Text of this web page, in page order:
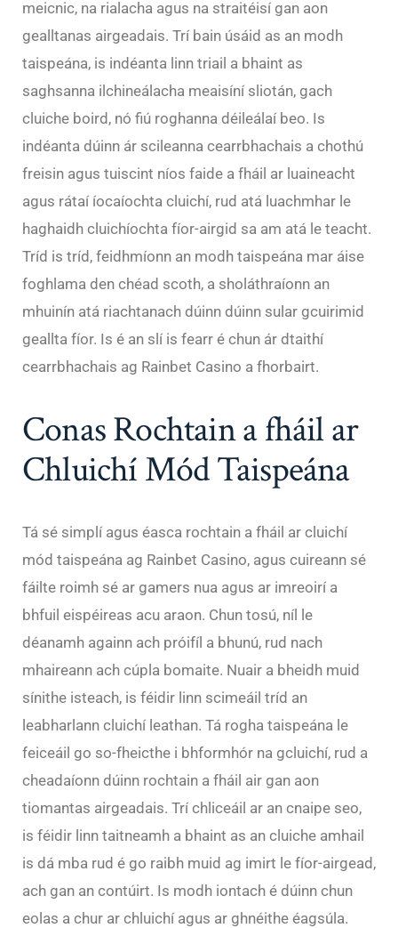
meicnic, na rialacha agus na straitéisí gan aon
gealltanas airgeadais. Trí bain úsáid as an modh
taispeána, is indéanta linn triail a bhaint as
saghsanna ilchineálacha meaisíní sliotán, gach
cluiche boird, nó fiú roghanna déileálaí beo. Is
indéanta dúinn ár scileanna cearrbhachais a chothú
freisin agus tuiscint níos faide a fháil ar luaineacht
agus rátaí íocaíochta cluichí, rud atá luachmhar le
haghaidh cluichíochta fíor-airgid sa am atá le teacht.
Tríd is tríd, feidhmíonn an modh taispeána mar áise
foghlama den chéad scoth, a sholáthraíonn an
mhuinín atá riachtanach dúinn dúinn sular gcuirimid
geallta fíor. Is é an slí is fearr é chun ár dtaithí
cearrbhachais ag Rainbet Casino a fhorbairt.
Conas Rochtain a fháil ar
Chluichí Mód Taispeána
Tá sé simplí agus éasca rochtain a fháil ar cluichí
mód taispeána ag Rainbet Casino, agus cuireann sé
fáilte roimh sé ar gamers nua agus ar imreoirí a
bhfuil eispéireas acu araon. Chun tosú, níl le
déanamh againn ach próifíl a bhunú, rud nach
mhaireann ach cúpla bomaite. Nuair a bheidh muid
sínithe isteach, is féidir linn scimeáil tríd an
leabharlann cluichí leathan. Tá rogha taispeána le
feiceáil go so-fheicthe i bhformhór na gcluichí, rud a
cheadaíonn dúinn rochtain a fháil air gan aon
tiomantas airgeadais. Trí chliceáil ar an cnaipe seo,
is féidir linn taitneamh a bhaint as an cluiche amhail
is dá mba rud é go raibh muid ag imirt le fíor-airgead,
ach gan an contúirt. Is modh iontach é dúinn chun
eolas a chur ar chluichí agus ar ghnéithe éagsúla.